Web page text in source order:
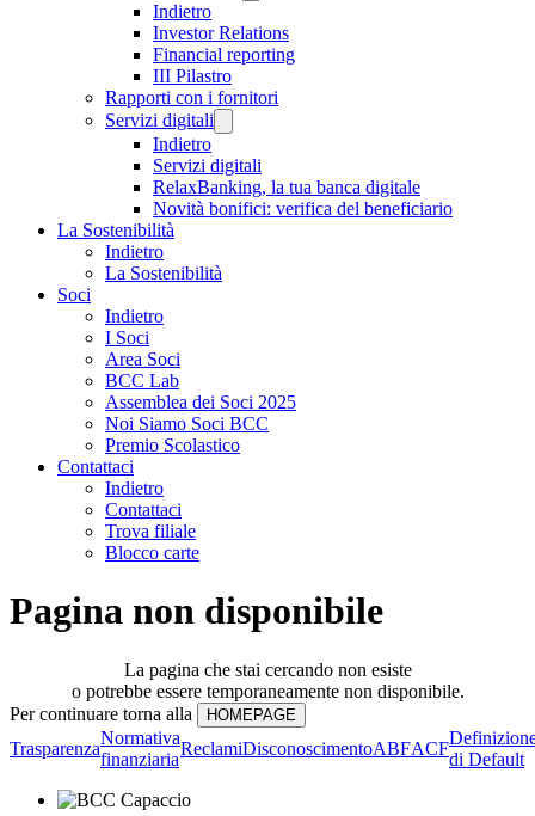
Indietro
Investor Relations
Financial reporting
III Pilastro
Rapporti con i fornitori
Servizi digitali
Indietro
Servizi digitali
RelaxBanking, la tua banca digitale
Novità bonifici: verifica del beneficiario
La Sostenibilità
Indietro
La Sostenibilità
Soci
Indietro
I Soci
Area Soci
BCC Lab
Assemblea dei Soci 2025
Noi Siamo Soci BCC
Premio Scolastico
Contattaci
Indietro
Contattaci
Trova filiale
Blocco carte
Pagina non disponibile
La pagina che stai cercando non esiste
o potrebbe essere temporaneamente non disponibile.
Per continuare torna alla
Trasparenza
Normativa
finanziaria
ReclamiDisconoscimentoABFACF
di Default